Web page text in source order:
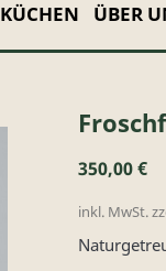
KÜCHEN ÜBER
350,00 €
inkl. MwSt.